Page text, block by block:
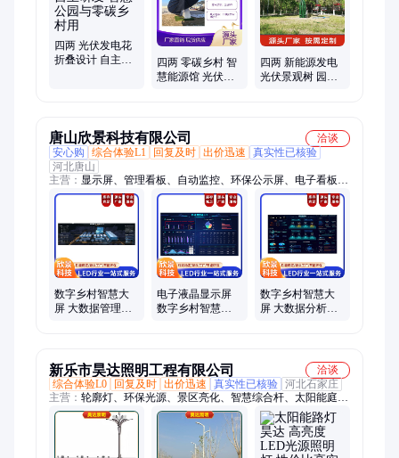
四两 光伏发电花
折叠设计 自主研
四两 零碳乡村 智
慧能源馆 光伏阳
四两 新能源发电
光伏景观树 园林
唐山欣景科技有限公司
洽谈
安心购
综合体验L1 回复及时 出价迅速
真实性已核验
河北唐山
主营： 显示屏、管理看板、自动监控、环保公示屏、电子看板系
统、大数据监控平台
数字乡村智慧大
屏 大数据管理平
电子液晶显示屏
数字乡村智慧大
数字乡村智慧大
屏 大数据分析平
新乐市昊达照明工程有限公司
洽谈
综合体验L0
回复及时 出价迅速 真实性已核验 河北石家庄
主营： 轮廓灯、环保光源、景区亮化、智慧综合杆、太阳能庭院
灯、景观装饰庭院灯、户外仿云石壁灯、太阳能路灯、草坪灯、
高杆灯、监控杆、太阳能投光灯、标志杆、亮化工程